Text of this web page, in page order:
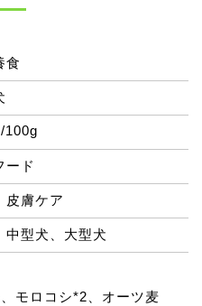
食
100g
ード
皮膚ケア
中型犬、大型犬
モロコシ*2、オーツ麦